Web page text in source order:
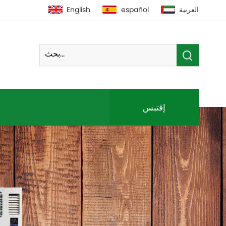
English español العربية
إقتبس